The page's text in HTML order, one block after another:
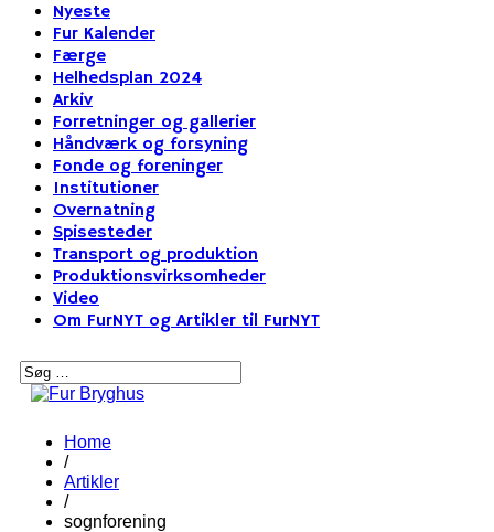
Nyeste
Fur Kalender
Færge
Helhedsplan 2024
Arkiv
Forretninger og gallerier
Håndværk og forsyning
Fonde og foreninger
Institutioner
Overnatning
Spisesteder
Transport og produktion
Produktionsvirksomheder
Video
Om FurNYT og Artikler til FurNYT
Home
/
Artikler
/
sognforening